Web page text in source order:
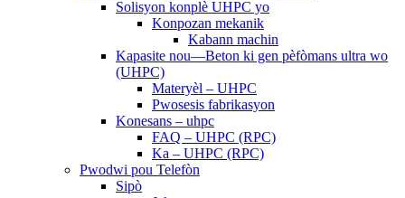
Solisyon konplè UHPC yo
Konpozan mekanik
Kabann machin
Kapasite nou—Beton ki gen pèfòmans ultra wo
(UHPC)
Materyèl – UHPC
Pwosesis fabrikasyon
Konesans – uhpc
FAQ – UHPC (RPC)
Ka – UHPC (RPC)
Pwodwi pou Telefòn
Sipò